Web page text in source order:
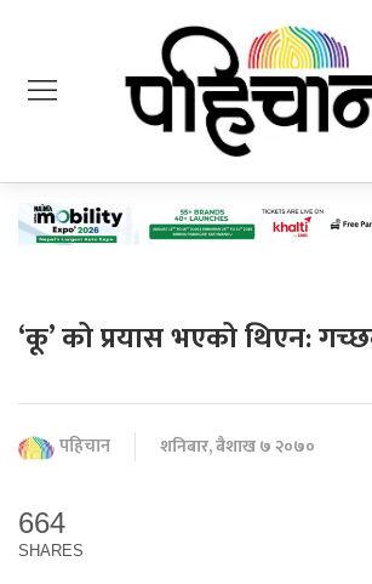
‘कू’ को प्रयास भएको थिएन:
पहिचान शनिबार, बैशाख ७ २०७०
664
SHARES